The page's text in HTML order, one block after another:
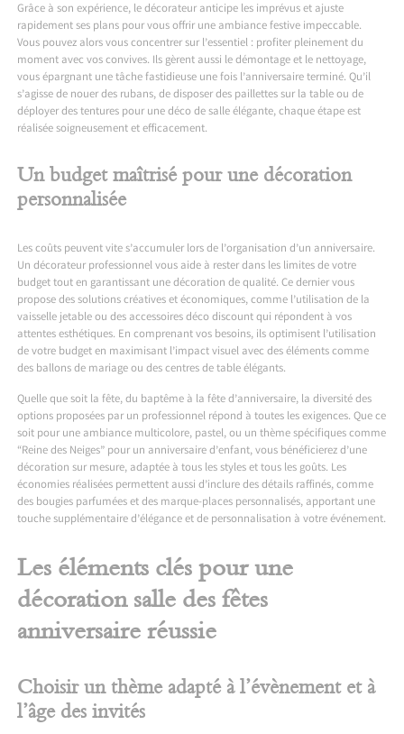
Grâce à son expérience, le décorateur anticipe les imprévus et ajuste
rapidement ses plans pour vous offrir une ambiance festive impeccable.
Vous pouvez alors vous concentrer sur l’essentiel : profiter pleinement du
moment avec vos convives. Ils gèrent aussi le démontage et le nettoyage,
vous épargnant une tâche fastidieuse une fois l’anniversaire terminé. Qu’il
s’agisse de nouer des rubans, de disposer des paillettes sur la table ou de
déployer des tentures pour une déco de salle élégante, chaque étape est
réalisée soigneusement et efficacement.
Un budget maîtrisé pour une décoration
personnalisée
Les coûts peuvent vite s’accumuler lors de l’organisation d’un anniversaire.
Un décorateur professionnel vous aide à rester dans les limites de votre
budget tout en garantissant une décoration de qualité. Ce dernier vous
propose des solutions créatives et économiques, comme l’utilisation de la
vaisselle jetable ou des accessoires déco discount qui répondent à vos
attentes esthétiques. En comprenant vos besoins, ils optimisent l’utilisation
de votre budget en maximisant l’impact visuel avec des éléments comme
des ballons de mariage ou des centres de table élégants.
Quelle que soit la fête, du baptême à la fête d’anniversaire, la diversité des
options proposées par un professionnel répond à toutes les exigences. Que ce
soit pour une ambiance multicolore, pastel, ou un thème spécifiques comme
“Reine des Neiges” pour un anniversaire d’enfant, vous bénéficierez d’une
décoration sur mesure, adaptée à tous les styles et tous les goûts. Les
économies réalisées permettent aussi d’inclure des détails raffinés, comme
des bougies parfumées et des marque-places personnalisés, apportant une
touche supplémentaire d’élégance et de personnalisation à votre événement.
Les éléments clés pour une
décoration salle des fêtes
anniversaire réussie
Choisir un thème adapté à l’évènement et à
l’âge des invités